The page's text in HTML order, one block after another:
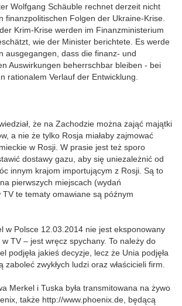
Wolfgang Schäuble rechnet derzeit nicht
finanzpolitischen Folgen der Ukraine-Krise.
Krim-Krise werden im Finanzministerium
wie der Minister berichtete. Es werde
ausgegangen, dass die finanz- und
Auswirkungen beherrschbar bleiben - bei
rationalem Verlauf der Entwicklung.
że na Zachodzie można zająć majątki
a nie że tylko Rosja miałaby zajmować
w Rosji. W prasie jest też sporo
dostawy gazu, aby się uniezależnić od
innym krajom importującym z Rosji. Są to
pierwszych miejscach (wydań
te tematy omawiane są późnym
w Polsce 12.03.2014 nie jest eksponowany
TV – jest wręcz spychany. To należy do
podjęła jakieś decyzje, lecz że Unia podjęła
zwykłych ludzi oraz właścicieli firm.
Merkel i Tuska była transmitowana na żywo
także http://www.phoenix.de, będącą